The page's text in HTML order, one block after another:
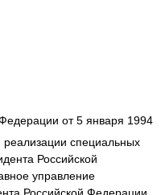
от 5 января 1994
специальных
Российской
управление
Российской Федерации.